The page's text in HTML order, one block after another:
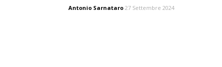
Antonio Sarnataro 27 Settembre 2024